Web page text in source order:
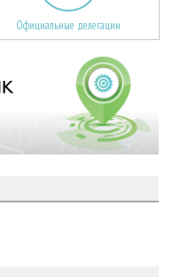
Официальные делегации